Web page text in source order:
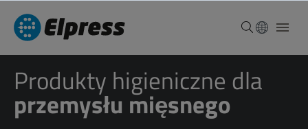
Produkty higieniczne dla
przemysłu mięsnego